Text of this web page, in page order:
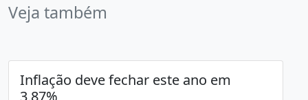
Veja também
Inflação deve fechar este ano em
3,87%